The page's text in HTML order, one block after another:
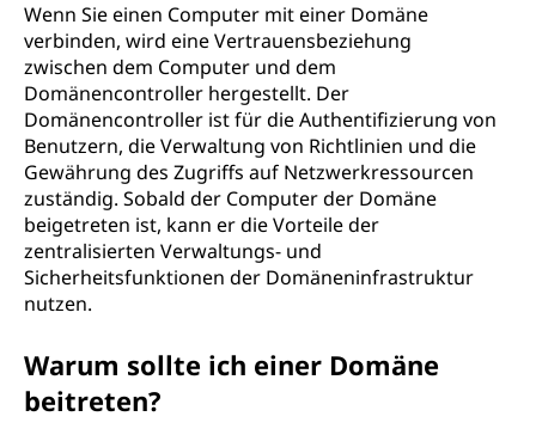
Wenn Sie einen Computer mit einer Domäne
verbinden, wird eine Vertrauensbeziehung
zwischen dem Computer und dem
Domänencontroller hergestellt. Der
Domänencontroller ist für die Authentifizierung von
Benutzern, die Verwaltung von Richtlinien und die
Gewährung des Zugriffs auf Netzwerkressourcen
zuständig. Sobald der Computer der Domäne
beigetreten ist, kann er die Vorteile der
zentralisierten Verwaltungs- und
Sicherheitsfunktionen der Domäneninfrastruktur
nutzen.
Warum sollte ich einer Domäne
beitreten?